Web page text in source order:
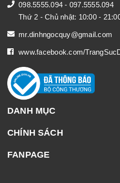
098.5555.094 - 097.5555.094
Thứ 2 - Chủ nhật: 10:00 -
mr.dinhngocquy@gmail.com
www.facebook.com/
DANH MỤC
CHÍNH SÁCH
FANPAGE